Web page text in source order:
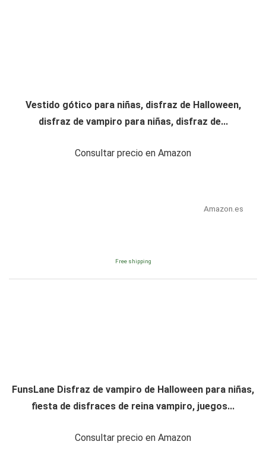
Vestido gótico para niñas, disfraz de Halloween,
disfraz de vampiro para niñas, disfraz de...
Consultar precio en Amazon
Amazon.es
Free shipping
FunsLane Disfraz de vampiro de Halloween para niñas,
fiesta de disfraces de reina vampiro, juegos...
Consultar precio en Amazon